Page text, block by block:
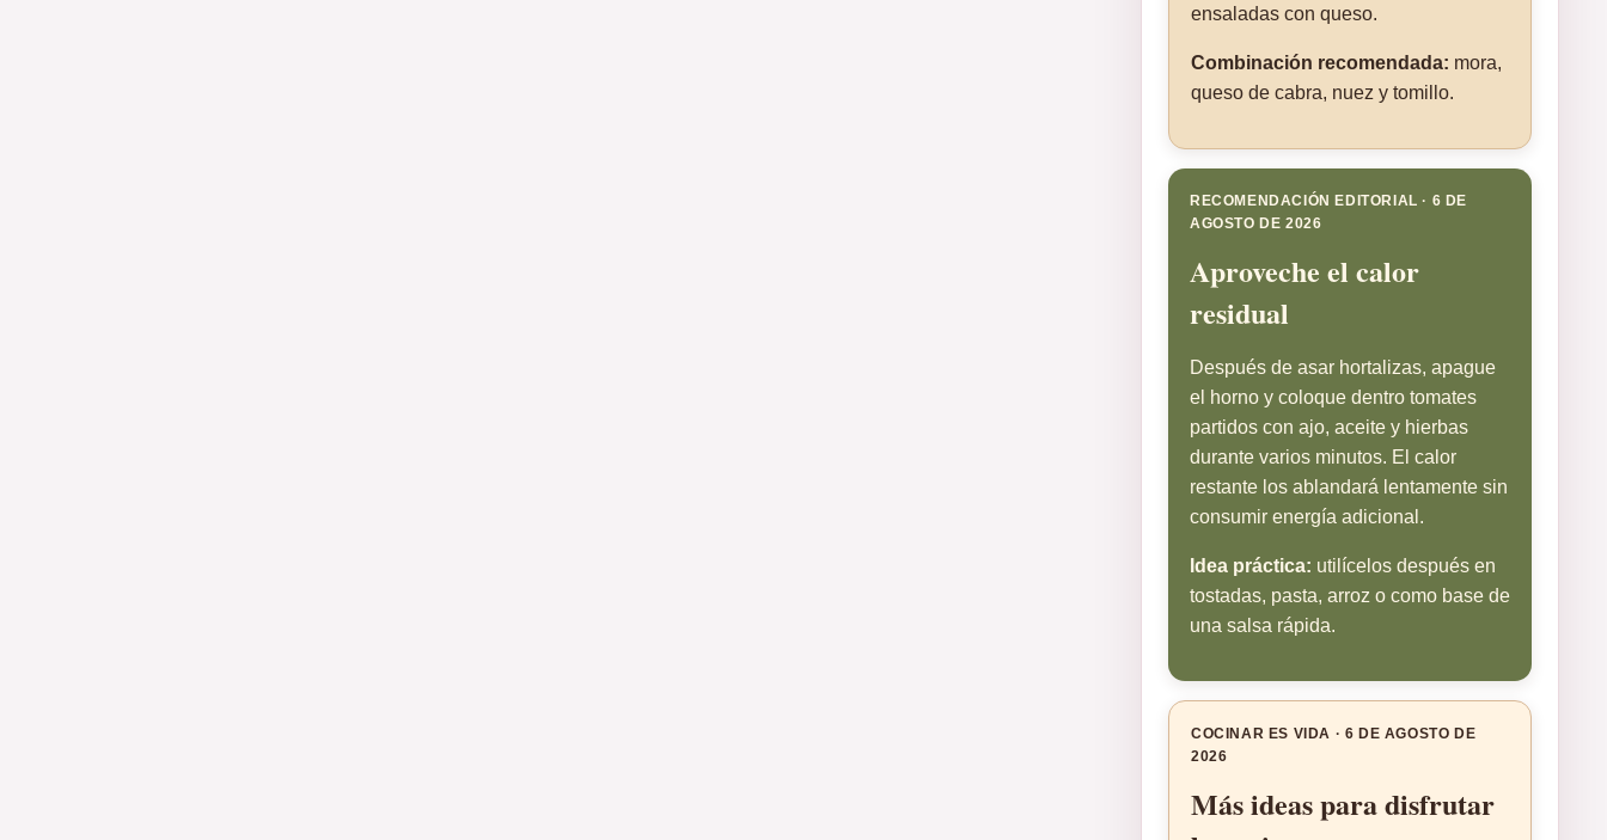
ensaladas con queso.
Combinación recomendada: mora,
queso de cabra, nuez y tomillo.
RECOMENDACIÓN EDITORIAL · 6 DE
AGOSTO DE 2026
Aproveche el calor
residual
Después de asar hortalizas, apague
el horno y coloque dentro tomates
partidos con ajo, aceite y hierbas
durante varios minutos. El calor
restante los ablandará lentamente sin
consumir energía adicional.
Idea práctica: utilícelos después en
tostadas, pasta, arroz o como base de
una salsa rápida.
COCINAR ES VIDA · 6 DE AGOSTO DE
2026
Más ideas para disfrutar